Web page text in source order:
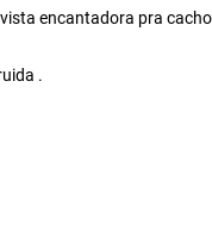
encantadora pra
.